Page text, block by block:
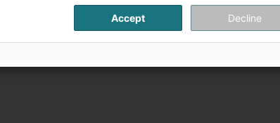
Accept Decline